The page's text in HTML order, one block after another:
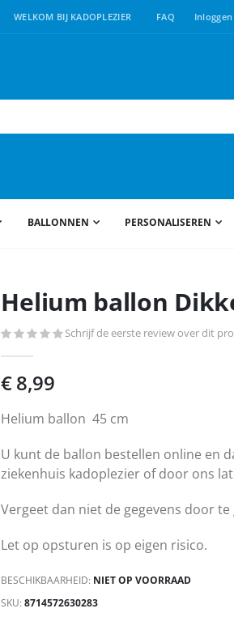
WELKOM BIJ KADOPLEZIER FAQ Inloggen
BALLONNEN PERSONALISEREN
Helium ballon
Schrijf de eerste review over dit
€ 8,99
Helium ballon 45 cm
U kunt de ballon bestellen online en
ziekenhuis kadoplezier of door ons
Vergeet dan niet de gegevens door
Let op opsturen is op eigen risico.
BESCHIKBAARHEID: NIET OP VOORRAAD
SKU 8714572630283